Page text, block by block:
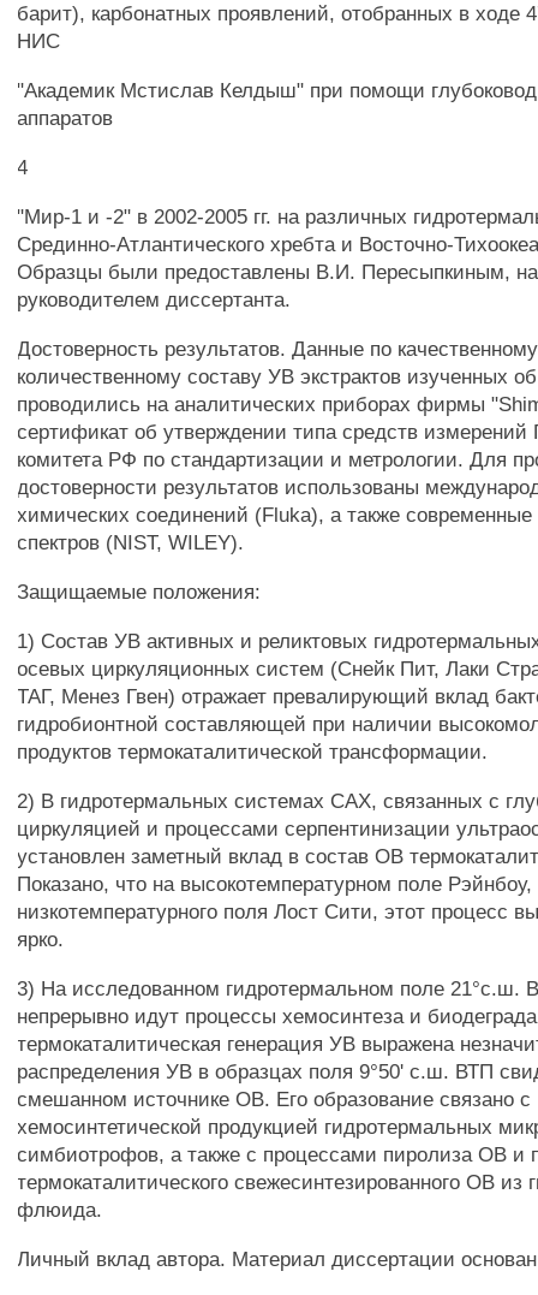
барит), карбонатных проявлений, отобранных в ходе
НИС
"Академик Мстислав Келдыш" при помощи
аппаратов
4
"Мир-1 и -2" в 2002-2005 гг. на различных
Срединно-Атлантического хребта и Восточно-
Образцы были предоставлены В.И. Пересыпкиным,
руководителем диссертанта.
Достоверность результатов. Данные по
количественному составу УВ экстрактов изученных
проводились на аналитических приборах фирмы
сертификат об утверждении типа средств измерений
комитета РФ по стандартизации и метрологии. Для
достоверности результатов использованы
химических соединений (Fluka), а также
спектров (NIST, WILEY).
Защищаемые положения:
1) Состав УВ активных и реликтовых
осевых циркуляционных систем (Снейк Пит, Лаки
ТАГ, Менез Гвен) отражает превалирующий вклад
гидробионтной составляющей при наличии
продуктов термокаталитической трансформации.
2) В гидротермальных системах САХ, связанных с
циркуляцией и процессами серпентинизации
установлен заметный вклад в состав ОВ
Показано, что на высокотемпературном поле
низкотемпературного поля Лост Сити, этот процесс
ярко.
3) На исследованном гидротермальном поле 21°с.ш.
непрерывно идут процессы хемосинтеза и
термокаталитическая генерация УВ выражена
распределения УВ в образцах поля 9°50' с.ш. ВТП
смешанном источнике ОВ. Его образование связано с
хемосинтетической продукцией гидротермальных
симбиотрофов, а также с процессами пиролиза ОВ и
термокаталитического свежесинтезированного ОВ из
флюида.
Личный вклад автора. Материал диссертации